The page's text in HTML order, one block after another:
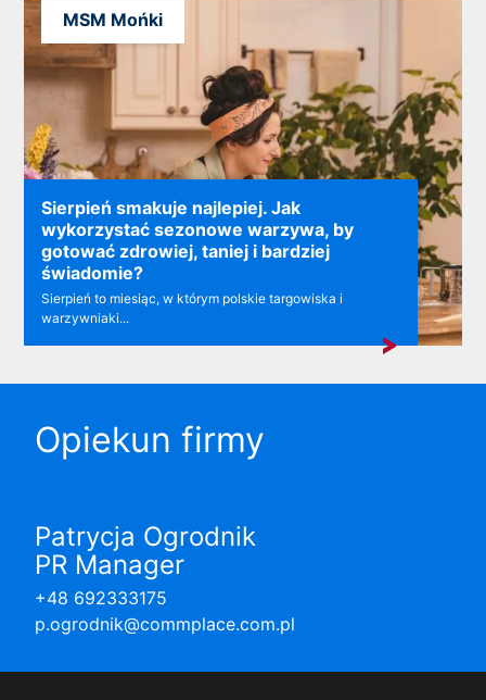
Sierpień smakuje najlepiej. Jak
wykorzystać sezonowe warzywa, by
gotować zdrowiej, taniej i bardziej
świadomie?
Sierpień to miesiąc, w którym polskie targowiska i
warzywniaki...
MSM Mońki
Opiekun firmy
Patrycja Ogrodnik
PR Manager
+48 692333175
p.ogrodnik@commplace.com.pl